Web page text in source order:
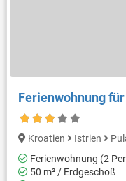
Ferienwohnung
Kroatien Istrien
Ferienwohnung (2
50 m² / Erdgeschoß